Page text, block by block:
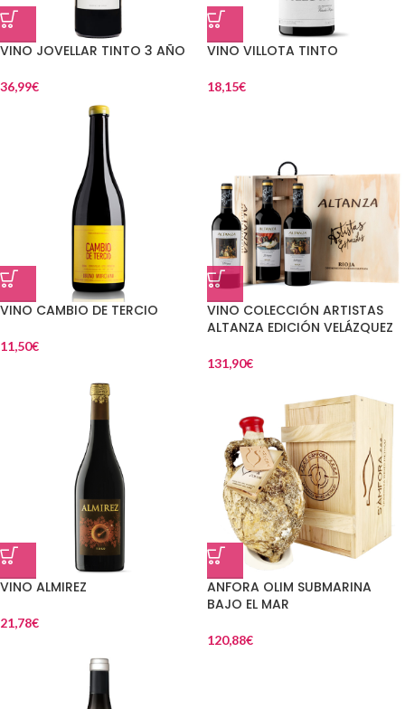
VINO JOVELLAR TINTO 3 AÑO
36,99€
VINO VILLOTA TINTO
18,15€
VINO CAMBIO DE TERCIO
11,50€
VINO COLECCIÓN ARTISTAS
ALTANZA EDICIÓN VELÁZQUEZ
131,90€
VINO ALMIREZ
21,78€
ANFORA OLIM SUBMARINA
BAJO EL MAR
120,88€